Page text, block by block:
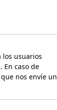
los usuarios
En caso de
nos envíe un